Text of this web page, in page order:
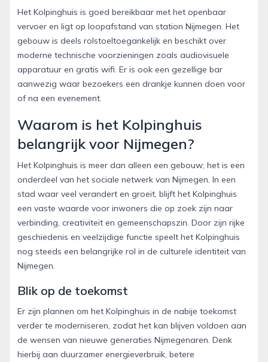
Het Kolpinghuis is goed bereikbaar met het openbaar
vervoer en ligt op loopafstand van station Nijmegen. Het
gebouw is deels rolstoeltoegankelijk en beschikt over
moderne technische voorzieningen zoals audiovisuele
apparatuur en gratis wifi. Er is ook een gezellige bar
aanwezig waar bezoekers een drankje kunnen doen voor
of na een evenement.
Waarom is het Kolpinghuis
belangrijk voor Nijmegen?
Het Kolpinghuis is meer dan alleen een gebouw; het is een
onderdeel van het sociale netwerk van Nijmegen. In een
stad waar veel verandert en groeit, blijft het Kolpinghuis
een vaste waarde voor inwoners die op zoek zijn naar
verbinding, creativiteit en gemeenschapszin. Door zijn rijke
geschiedenis en veelzijdige functie speelt het Kolpinghuis
nog steeds een belangrijke rol in de culturele identiteit van
Nijmegen.
Blik op de toekomst
Er zijn plannen om het Kolpinghuis in de nabije toekomst
verder te moderniseren, zodat het kan blijven voldoen aan
de wensen van nieuwe generaties Nijmegenaren. Denk
hierbij aan duurzamer energieverbruik, betere